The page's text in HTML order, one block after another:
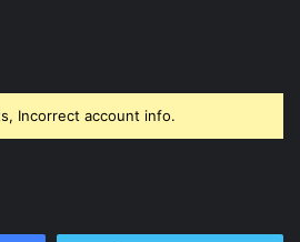
Incorrect account info.